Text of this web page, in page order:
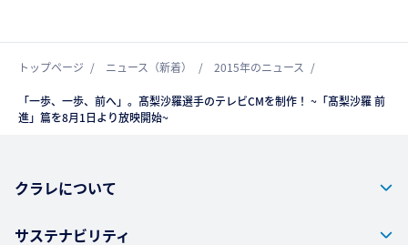
トップページ ニュース（新着） 2015年のニュース
「一歩、一歩、前へ」。髙梨沙羅選手のテレビCMを制作！ ~「髙梨沙羅 前
進」篇を8月1日より放映開始~
クラレについて
サステナビリティ